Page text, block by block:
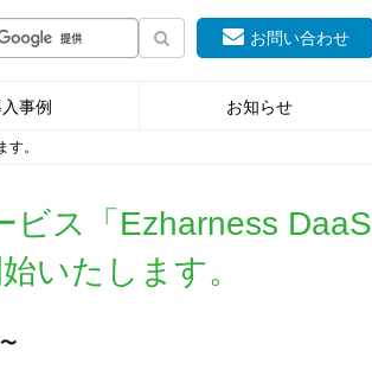
お問い合わせ
事例 お知らせ
。
ビス「Ezharness DaaS
いたします。